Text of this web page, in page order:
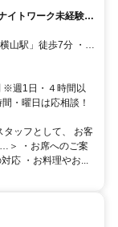
イトワーク未経験
「人形町駅」徒歩
※週1日・４時間以
・曜日は応相談！
タッフとして、 お客
＞ ・お席へのご案
応 ・お料理やお...